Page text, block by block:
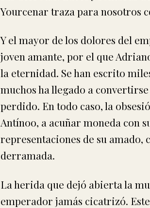
Yourcenar traza para nosotros
Y el mayor de los dolores del
joven amante, por el que
la eternidad. Se han escrito
muchos ha llegado a
perdido. En todo caso, la
Antínoo, a acuñar moneda con
representaciones de su amado,
derramada.
La herida que dejó abierta la
emperador jamás cicatrizó.